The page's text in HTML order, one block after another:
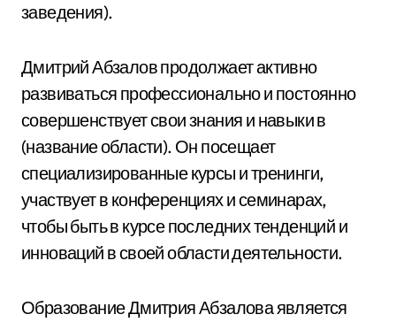
заведения).
Дмитрий Абзалов продолжает активно
развиваться профессионально и постоянно
совершенствует свои знания и навыки в
(название области). Он посещает
специализированные курсы и тренинги,
участвует в конференциях и семинарах,
чтобы быть в курсе последних тенденций и
инноваций в своей области деятельности.
Образование Дмитрия Абзалова является